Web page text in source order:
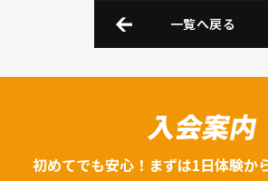
一覧へ戻る
入会案内
初めてでも安心！まずは1日体験か